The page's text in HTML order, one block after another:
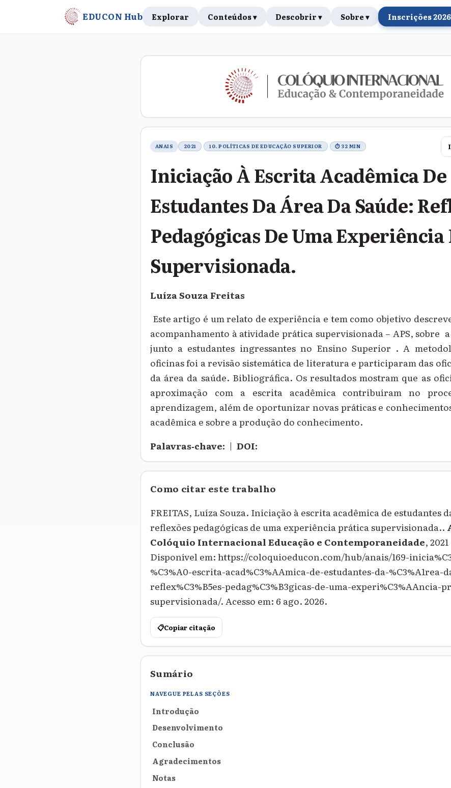
EDUCON Hub Explorar Conteúdos ▾ Descobrir ▾ Sobre ▾ Inscrições 2026
ANAIS 2021 10. POLÍTICAS DE EDUCAÇÃO SUPERIOR ⏱ 32 MIN
Iniciação À Escrita Acadêmica De
Estudantes Da Área Da Saúde:
Pedagógicas De Uma
Supervisionada.
Luíza Souza Freitas
Este artigo é um relato de experiência e tem como objetivo
acompanhamento à atividade prática supervisionada – APS, sobre
junto a estudantes ingressantes no Ensino Superior . A
oficinas foi a revisão sistemática de literatura e participaram das
da área da saúde. Bibliográfica. Os resultados mostram que as
aproximação com a escrita acadêmica contribuíram no
aprendizagem, além de oportunizar novas práticas e
acadêmica e sobre a produção do conhecimento.
Palavras‑chave: | DOI:
Como citar este trabalho
FREITAS, Luíza Souza. Iniciação à escrita acadêmica de estudantes
reflexões pedagógicas de uma experiência prática supervisionada..
Colóquio Internacional Educação e Contemporaneidade,
Disponível em: https://coloquioeducon.com/hub/anais/169-
%C3%A0-escrita-acad%C3%AAmica-de-estudantes-da-%C3%A1rea-
reflex%C3%B5es-pedag%C3%B3gicas-de-uma-experi%C3%AAncia-
supervisionada/. Acesso em: 6 ago. 2026.
📋Copiar citação
Sumário
NAVEGUE PELAS SEÇÕES
Introdução
Desenvolvimento
Conclusão
Agradecimentos
Notas